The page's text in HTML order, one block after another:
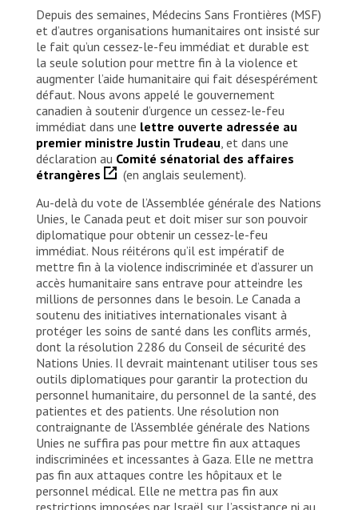
Depuis des semaines, Médecins Sans Frontières (MSF)
et d’autres organisations humanitaires ont insisté sur
le fait qu’un cessez-le-feu immédiat et durable est
la seule solution pour mettre fin à la violence et
augmenter l’aide humanitaire qui fait désespérément
défaut. Nous avons appelé le gouvernement
canadien à soutenir d’urgence un cessez-le-feu
immédiat dans une lettre ouverte adressée au
premier ministre Justin Trudeau , et dans une
déclaration au Comité sénatorial des affaires
étrangères
(en anglais seulement).
Au-delà du vote de l’Assemblée générale des Nations
Unies, le Canada peut et doit miser sur son pouvoir
diplomatique pour obtenir un cessez-le-feu
immédiat. Nous réitérons qu’il est impératif de
mettre fin à la violence indiscriminée et d’assurer un
accès humanitaire sans entrave pour atteindre les
millions de personnes dans le besoin. Le Canada a
soutenu des initiatives internationales visant à
protéger les soins de santé dans les conflits armés,
dont la résolution 2286 du Conseil de sécurité des
Nations Unies. Il devrait maintenant utiliser tous ses
outils diplomatiques pour garantir la protection du
personnel humanitaire, du personnel de la santé, des
patientes et des patients. Une résolution non
contraignante de l’Assemblée générale des Nations
Unies ne suffira pas pour mettre fin aux attaques
indiscriminées et incessantes à Gaza. Elle ne mettra
pas fin aux attaques contre les hôpitaux et le
personnel médical. Elle ne mettra pas fin aux
restrictions imposées par Israël sur l’assistance ni au